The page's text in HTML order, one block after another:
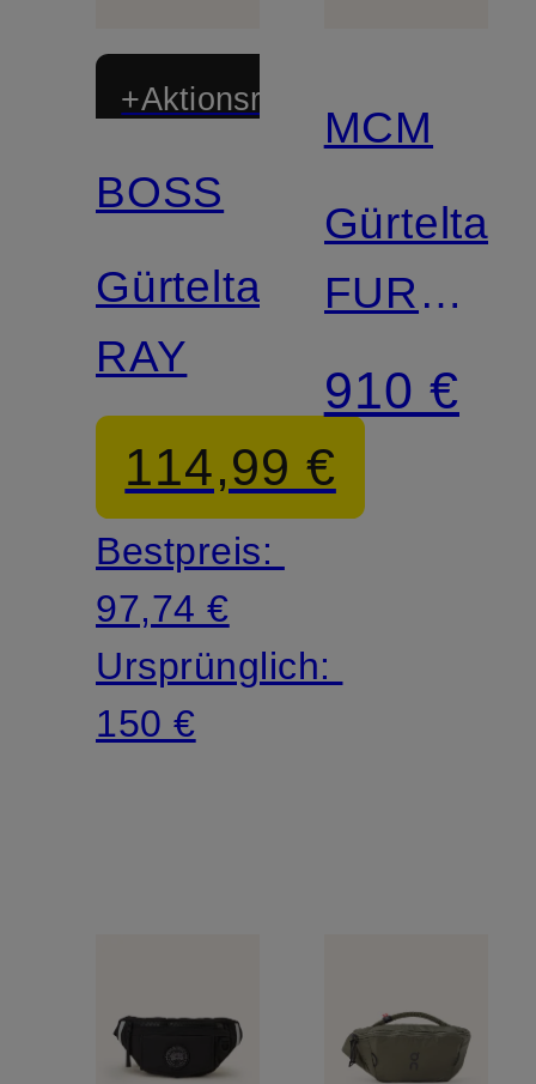
+Aktionsrabatt
Zertifiziert
BOSS
Gürteltasche
RAY
114,99 €
Bestpreis:
97,74 €
Ursprünglich:
150 €
MCM
MEDIUM
910 €